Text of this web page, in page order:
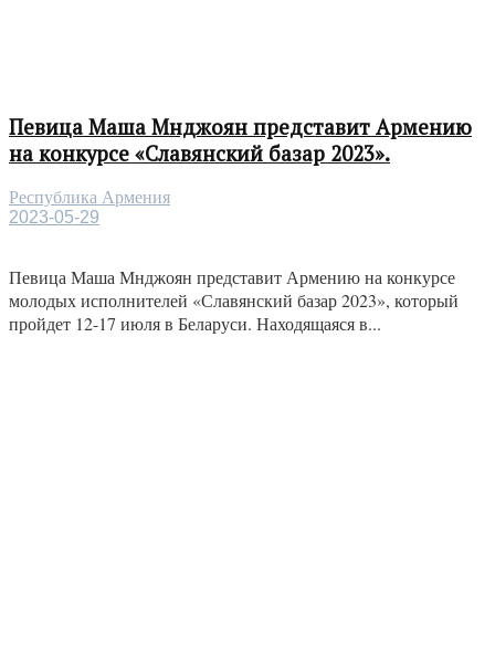
Певица Маша Мнджоян представит Армению
на конкурсе «Славянский базар 2023».
Республика Армения
2023-05-29
Певица Маша Мнджоян представит Армению на конкурсе
молодых исполнителей «Славянский базар 2023», который
пройдет 12-17 июля в Беларуси. Находящаяся в...